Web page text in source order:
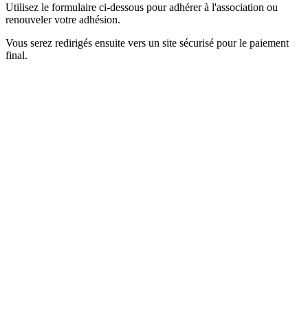
Utilisez le formulaire ci-dessous pour adhérer à l'association ou
renouveler votre adhésion.
Vous serez redirigés ensuite vers un site sécurisé pour le paiement
final.